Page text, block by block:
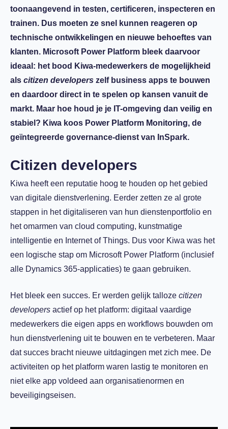
toonaangevend in testen, certificeren, inspecteren en
trainen. Dus moeten ze snel kunnen reageren op
technische ontwikkelingen en nieuwe behoeftes van
klanten. Microsoft Power Platform bleek daarvoor
ideaal: het bood Kiwa-medewerkers de mogelijkheid
als citizen developers zelf business apps te bouwen
en daardoor direct in te spelen op kansen vanuit de
markt. Maar hoe houd je je IT-omgeving dan veilig en
stabiel? Kiwa koos Power Platform Monitoring, de
geïntegreerde governance-dienst van InSpark.
Citizen developers
Kiwa heeft een reputatie hoog te houden op het gebied
van digitale dienstverlening. Eerder zetten ze al grote
stappen in het digitaliseren van hun dienstenportfolio en
het omarmen van cloud computing, kunstmatige
intelligentie en Internet of Things. Dus voor Kiwa was het
een logische stap om Microsoft Power Platform (inclusief
alle Dynamics 365-applicaties) te gaan gebruiken.
Het bleek een succes. Er werden gelijk talloze citizen
developers actief op het platform: digitaal vaardige
medewerkers die eigen apps en workflows bouwden om
hun dienstverlening uit te bouwen en te verbeteren. Maar
dat succes bracht nieuwe uitdagingen met zich mee. De
activiteiten op het platform waren lastig te monitoren en
niet elke app voldeed aan organisatienormen en
beveiligingseisen.